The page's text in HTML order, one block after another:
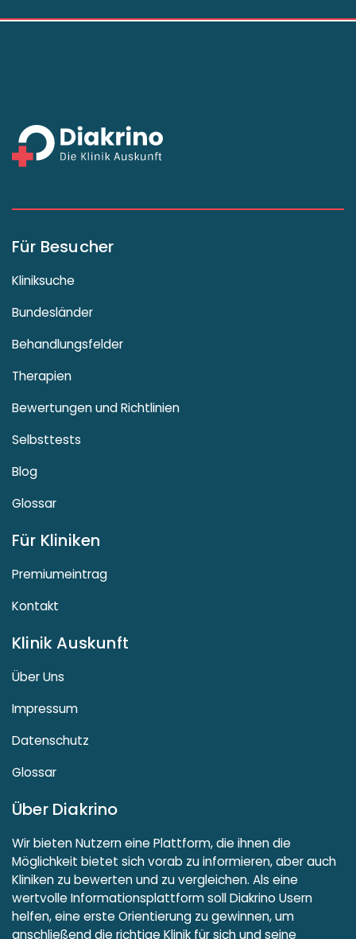
Für Besucher
Kliniksuche
Bundesländer
Behandlungsfelder
Therapien
Bewertungen und Richtlinien
Selbsttests
Blog
Glossar
Für Kliniken
Premiumeintrag
Kontakt
Klinik Auskunft
Über Uns
Impressum
Datenschutz
Glossar
Über Diakrino
Wir bieten Nutzern eine Plattform, die ihnen die
Möglichkeit bietet sich vorab zu informieren, aber auch
Kliniken zu bewerten und zu vergleichen. Als eine
wertvolle Informationsplattform soll Diakrino Usern
helfen, eine erste Orientierung zu gewinnen, um
anschließend die richtige Klinik für sich und seine